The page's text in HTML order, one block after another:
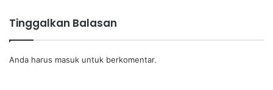
Tinggalkan Balasan
Anda harus masuk untuk berkomentar.